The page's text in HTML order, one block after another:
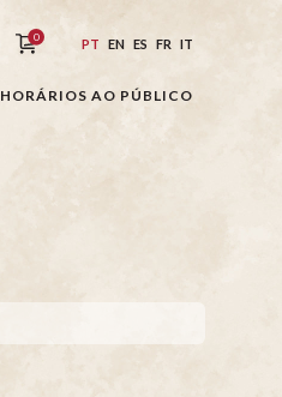
0 PT EN ES FR IT
HORÁRIOS AO PÚBLICO